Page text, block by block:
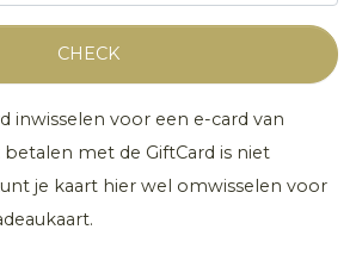
CHECK
inwisselen voor een e-card van
met de GiftCard is niet
je kaart hier wel omwisselen voor